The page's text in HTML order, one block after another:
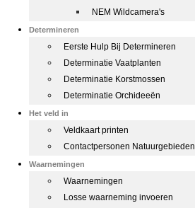
NEM Wildcamera's
Determineren
Eerste Hulp Bij Determineren
Determinatie Vaatplanten
Determinatie Korstmossen
Determinatie Orchideeën
Het veld in
Veldkaart printen
Contactpersonen Natuurgebieden
Waarnemingen
Waarnemingen
Losse waarneming invoeren